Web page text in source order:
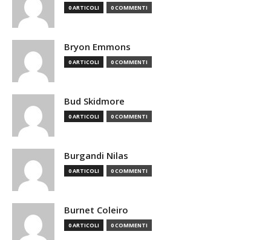
0 ARTICOLI 0 COMMENTI
Bryon Emmons
0 ARTICOLI 0 COMMENTI
Bud Skidmore
0 ARTICOLI 0 COMMENTI
Burgandi Nilas
0 ARTICOLI 0 COMMENTI
Burnet Coleiro
0 ARTICOLI 0 COMMENTI